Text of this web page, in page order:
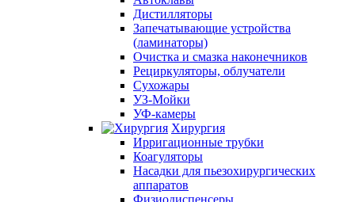
Дистилляторы
Запечатывающие устройства
(ламинаторы)
Очистка и смазка наконечников
Рециркуляторы, облучатели
Сухожары
УЗ-Мойки
УФ-камеры
Хирургия
Ирригационные трубки
Коагуляторы
Насадки для пьезохирургических
аппаратов
Физиодиспенсеры